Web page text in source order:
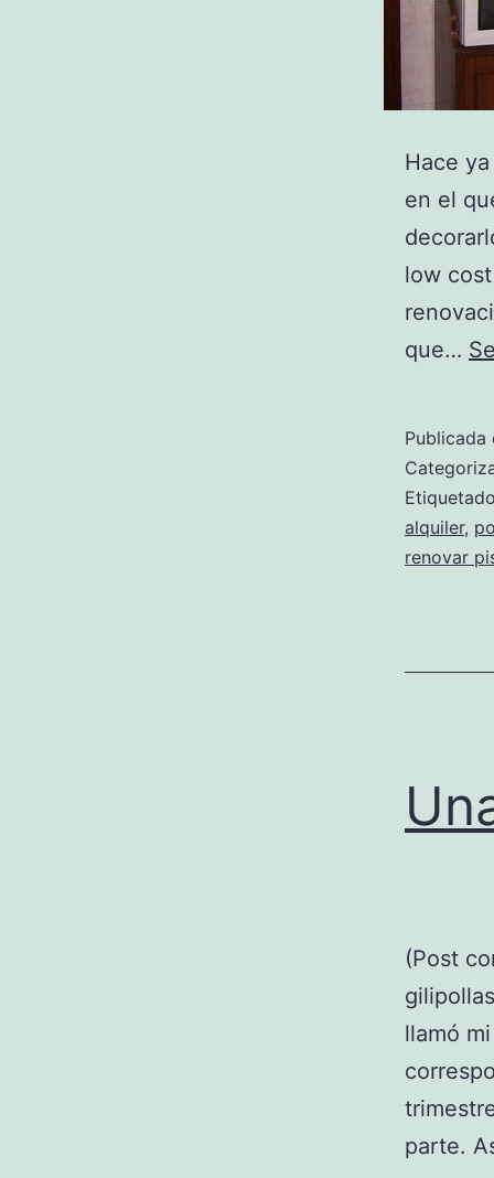
Hace
en el
low
que…
Publicada
alquiler,
renovar
(Post
llamó
parte.